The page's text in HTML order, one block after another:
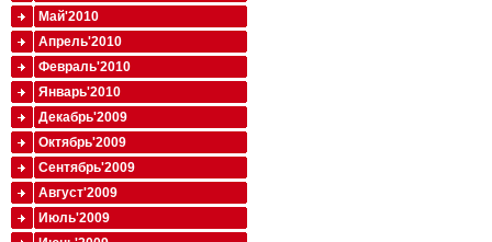
Май'2010
Апрель'2010
Февраль'2010
Январь'2010
Декабрь'2009
Октябрь'2009
Сентябрь'2009
Август'2009
Июль'2009